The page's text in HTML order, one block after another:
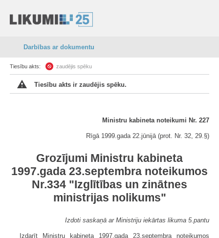
Darbības ar dokumentu
Tiesību akts: zaudējis spēku
Tiesību akts ir zaudējis spēku.
Ministru kabineta noteikumi Nr. 227
Rīgā 1999.gada 22.jūnijā (prot. Nr. 32, 29.§)
Grozījumi Ministru kabineta
1997.gada 23.septembra noteikumos
Nr.334 "Izglītības un zinātnes
ministrijas nolikums"
Izdoti saskaņā ar Ministriju iekārtas likuma 5.pantu
Izdarīt Ministru kabineta 1997.gada 23.septembra noteikumos